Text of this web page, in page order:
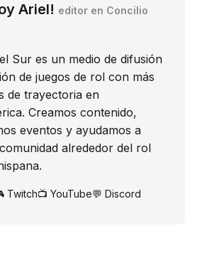
Ariel! editor en Concilio
Sur es un medio de difusión
de juegos de rol con más
de trayectoria en
Creamos contenido,
eventos y ayudamos a
alrededor del rol
Twitch📺 YouTube💬 Discord